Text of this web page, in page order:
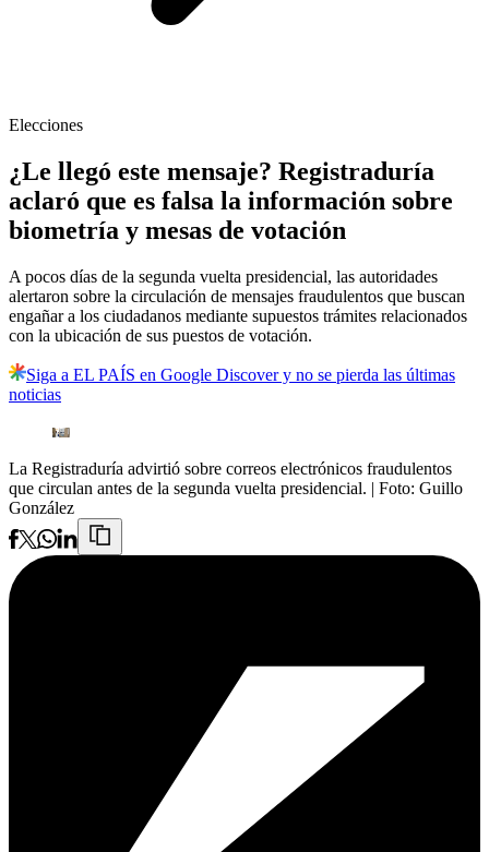
Elecciones
¿Le llegó este mensaje? Registraduría
aclaró que es falsa la información sobre
biometría y mesas de votación
A pocos días de la segunda vuelta presidencial, las autoridades
alertaron sobre la circulación de mensajes fraudulentos que buscan
engañar a los ciudadanos mediante supuestos trámites relacionados
con la ubicación de sus puestos de votación.
Siga a EL PAÍS en Google Discover y no se pierda las últimas
noticias
La Registraduría advirtió sobre correos electrónicos fraudulentos
que circulan antes de la segunda vuelta presidencial. | Foto: Guillo
González